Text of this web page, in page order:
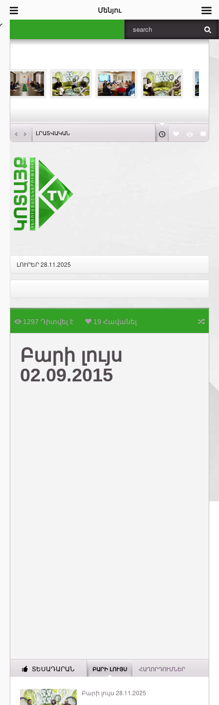
‹ › ԼՐԱՏՎԱԿԱՆ
ԼՈՒՐԵՐ 28.11.2025
1297 Դիտվել է 19 Հավանել
Բարի լույս
02.09.2015
ՏԵՍԱԴԱՐԱՆ ԲԱՐԻ ԼՈՒՅՍ ՀԱՂՈՐԴՈՒՄՆԵՐ
Բարի լույս 28.11.2025
Մենյու